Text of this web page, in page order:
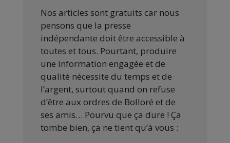
Nos articles sont gratuits car nous
pensons que la presse
indépendante doit être accessible à
toutes et tous. Pourtant, produire
une information engagée et de
qualité nécessite du temps et de
l’argent, surtout quand on refuse
d’être aux ordres de Bolloré et de
ses amis… Pourvu que ça dure ! Ça
tombe bien, ça ne tient qu’à vous :